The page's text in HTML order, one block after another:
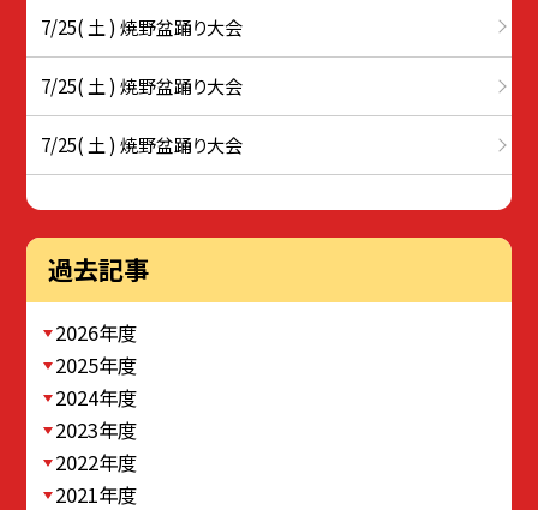
7/25( 土 ) 焼野盆踊り大会
7/25( 土 ) 焼野盆踊り大会
7/25( 土 ) 焼野盆踊り大会
過去記事
2026年度
2025年度
2024年度
2023年度
2022年度
2021年度